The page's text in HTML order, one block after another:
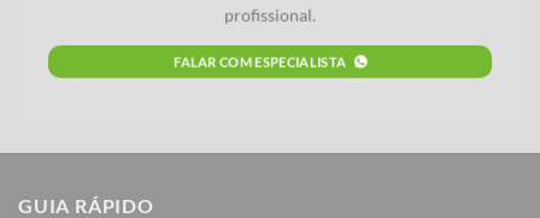
profissional.
FALAR COM ESPECIALISTA
GUIA RÁPIDO